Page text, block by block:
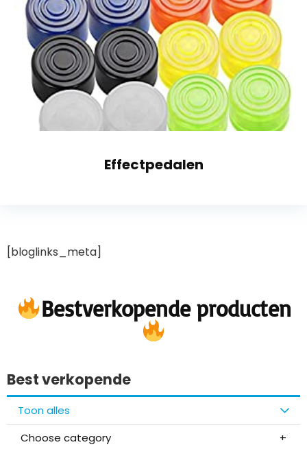
Effectpedalen
[bloglinks_meta]
Bestverkopende producten
Best verkopende
Toon alles
Choose category